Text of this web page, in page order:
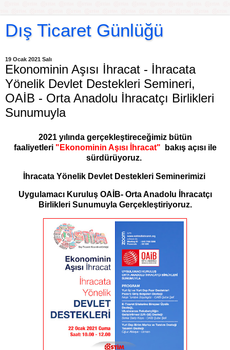
Dış Ticaret Günlüğü
19 Ocak 2021 Salı
Ekonominin Aşısı İhracat - İhracata
Yönelik Devlet Destekleri Semineri,
OAİB - Orta Anadolu İhracatçı Birlikleri
Sunumuyla
2021 yılında gerçekleştireceğimiz bütün
faaliyetleri "Ekonominin Aşısı İhracat" bakış açısı ile
sürdürüyoruz.
İhracata Yönelik Devlet Destekleri Seminerimizi
Uygulamacı Kuruluş OAİB- Orta Anadolu İhracatçı
Birlikleri Sunumuyla Gerçekleştiriyoruz.